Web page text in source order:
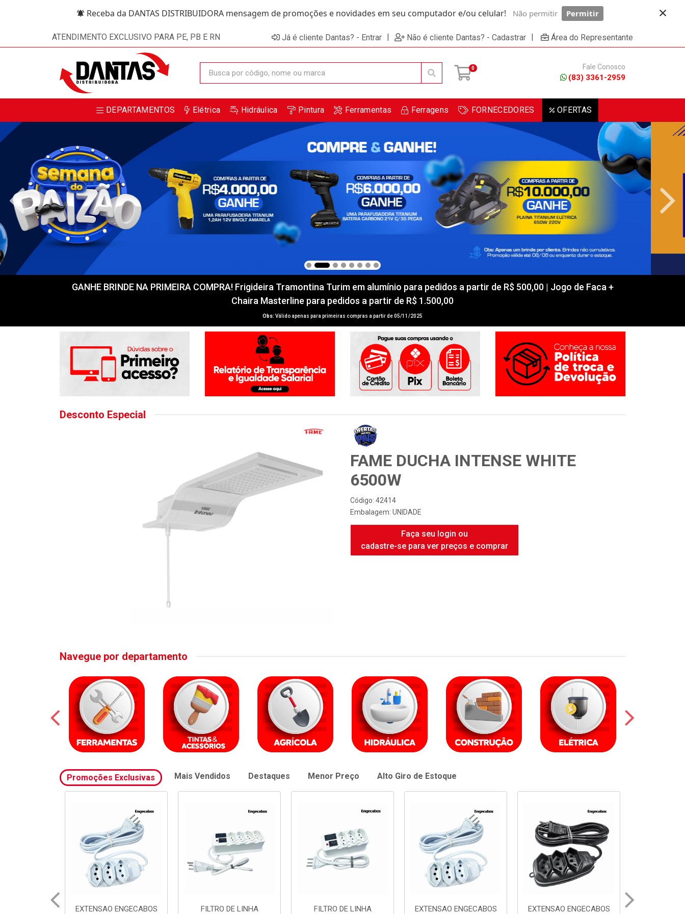
Receba da DANTAS DISTRIBUIDORA mensagem de promoções e novidades em seu computador e/ou celular! Não permitir Permitir ×
ATENDIMENTO EXCLUSIVO PARA PE, PB E RN Já é cliente Dantas? - Entrar | Não é cliente Dantas? - Cadastrar | Área do Representante
0 Fale Conosco
(83) 3361-2959
DEPARTAMENTOS Elétrica Hidráulica Pintura Ferramentas Ferragens FORNECEDORES OFERTAS
GANHE BRINDE NA PRIMEIRA COMPRA! Frigideira Tramontina Turim em alumínio para pedidos a partir de R$ 500,00 | Jogo de Faca +
Chaira Masterline para pedidos a partir de R$ 1.500,00
Obs: Válido apenas para primeiras compras a partir de 05/11/2025
Desconto Especial
FAME DUCHA INTENSE WHITE
6500W
Código: 42414
Embalagem: UNIDADE
Faça seu login ou
cadastre-se para ver preços e comprar
Navegue por departamento
Promoções Exclusivas Mais Vendidos Destaques Menor Preço Alto Giro de Estoque
FILTRO DE LINHA
FILTRO DE LINHA
EXTENSAO ENGECABOS
EXTENSAO ENGECABOS
EXTENSAO ENGECABOS